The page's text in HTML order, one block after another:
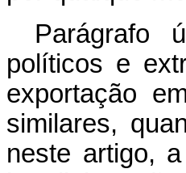
Parágrafo
políticos e
exportação
similares,
neste artigo,